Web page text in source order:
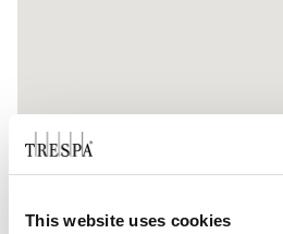
This website uses cookies